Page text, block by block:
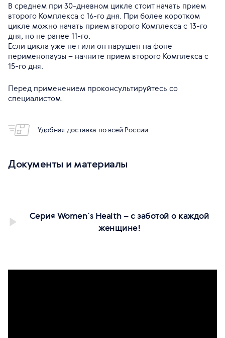
В среднем при 30-дневном цикле стоит начать прием
второго Комплекса с 16-го дня. При более коротком
цикле можно начать прием второго Комплекса с 13-го
дня, но не ранее 11-го.
Если цикла уже нет или он нарушен на фоне
перименопаузы – начните прием второго Комплекса с
15-го дня.
Перед применением проконсультируйтесь со
специалистом.
Удобная доставка по всей России
Документы и материалы
Серия Women`s Health – с заботой о каждой
женщине!